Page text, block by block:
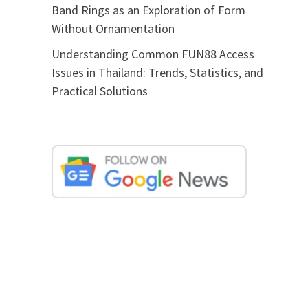
Band Rings as an Exploration of Form
Without Ornamentation
Understanding Common FUN88 Access
Issues in Thailand: Trends, Statistics, and
Practical Solutions